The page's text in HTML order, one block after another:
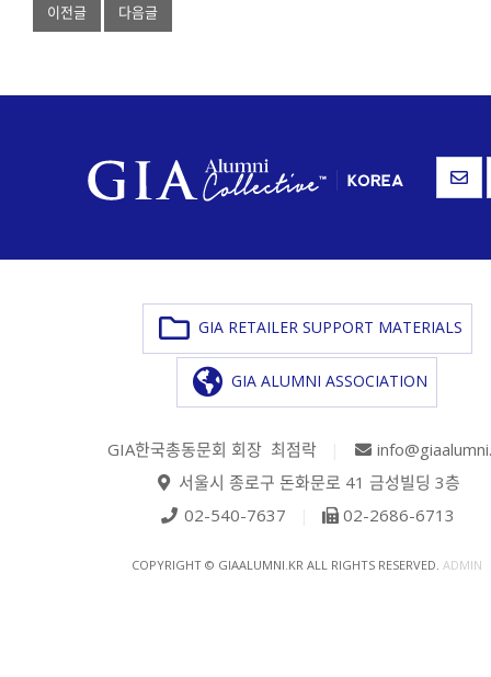
이전글 다음글
GIA RETAILER SUPPORT MATERIALS
GIA ALUMNI ASSOCIATION
GIA한국총동문회 회장 최점락
서울시 종로구 돈화문로 41 금성빌딩 3층
02-540-7637
02-2686-6713
COPYRIGHT © GIAALUMNI.KR ALL RIGHTS RESERVED. ADMIN